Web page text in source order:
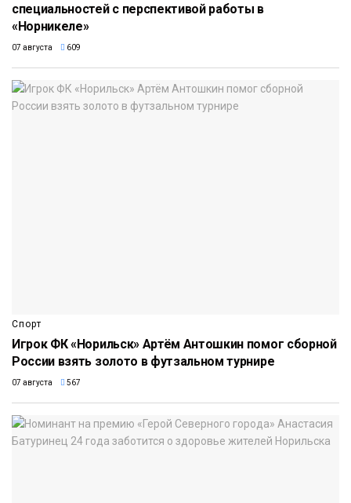
специальностей с перспективой работы в
«Норникеле»
07 августа 609
Спорт
Игрок ФК «Норильск» Артём Антошкин помог сборной
России взять золото в футзальном турнире
07 августа 567